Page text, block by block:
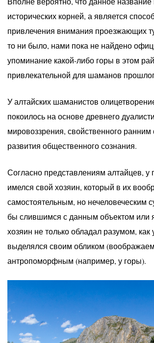
исторических корней, а является
привлечения внимания проезжающих
то ни было, нами пока не найдено
упоминание какой-либо горы в этом
привлекательной для шаманов
У алтайских шаманистов
покоилось на основе древнего
мировоззрения, свойственного ранним
развития общественного сознания.
Согласно представлениям алтайцев, у
имелся свой хозяин, который в их
самостоятельным, но нечеловеческим
бы слившимся с данным объектом или
хозяин не только обладал разумом, как
выделялся своим обликом
антропоморфным (например, у горы).